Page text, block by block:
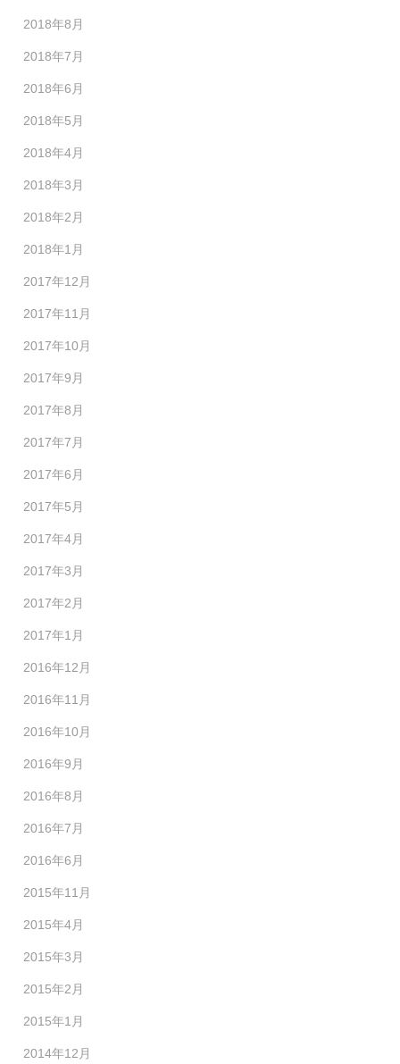
2018年8月
2018年7月
2018年6月
2018年5月
2018年4月
2018年3月
2018年2月
2018年1月
2017年12月
2017年11月
2017年10月
2017年9月
2017年8月
2017年7月
2017年6月
2017年5月
2017年4月
2017年3月
2017年2月
2017年1月
2016年12月
2016年11月
2016年10月
2016年9月
2016年8月
2016年7月
2016年6月
2015年11月
2015年4月
2015年3月
2015年2月
2015年1月
2014年12月